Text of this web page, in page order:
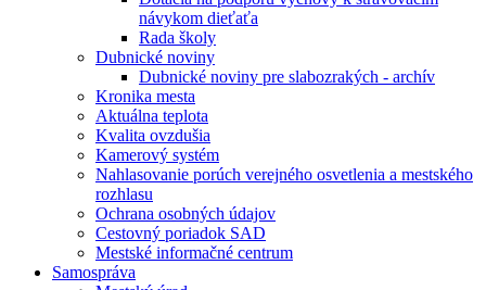
návykom dieťaťa
Rada školy
Dubnické noviny
Dubnické noviny pre slabozrakých - archív
Kronika mesta
Aktuálna teplota
Kvalita ovzdušia
Kamerový systém
Nahlasovanie porúch verejného osvetlenia a mestského
rozhlasu
Ochrana osobných údajov
Cestovný poriadok SAD
Mestské informačné centrum
Samospráva